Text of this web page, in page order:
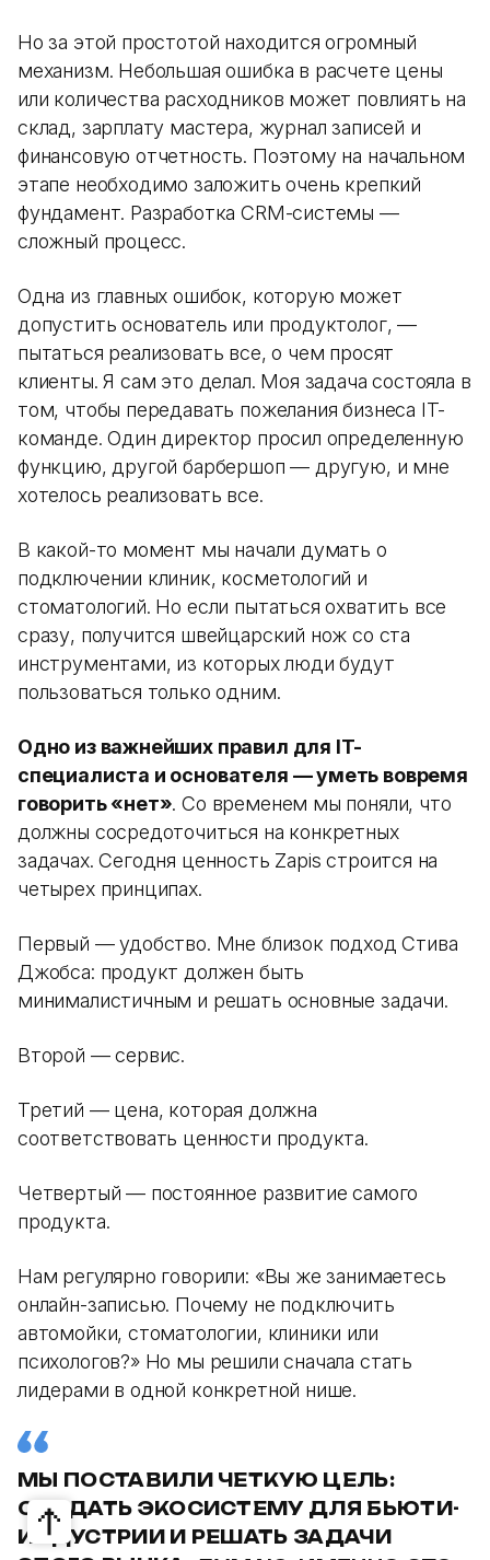
Но за этой простотой находится огромный
механизм. Небольшая ошибка в расчете цены
или количества расходников может повлиять на
склад, зарплату мастера, журнал записей и
финансовую отчетность. Поэтому на начальном
этапе необходимо заложить очень крепкий
фундамент. Разработка CRM-системы —
сложный процесс.
Одна из главных ошибок, которую может
допустить основатель или продуктолог, —
пытаться реализовать все, о чем просят
клиенты. Я сам это делал. Моя задача состояла в
том, чтобы передавать пожелания бизнеса IT-
команде. Один директор просил определенную
функцию, другой барбершоп — другую, и мне
хотелось реализовать все.
В какой-то момент мы начали думать о
подключении клиник, косметологий и
стоматологий. Но если пытаться охватить все
сразу, получится швейцарский нож со ста
инструментами, из которых люди будут
пользоваться только одним.
Одно из важнейших правил для IT-
специалиста и основателя — уметь вовремя
говорить «нет». Со временем мы поняли, что
должны сосредоточиться на конкретных
задачах. Сегодня ценность Zapis строится на
четырех принципах.
Первый — удобство. Мне близок подход Стива
Джобса: продукт должен быть
минималистичным и решать основные задачи.
Второй — сервис.
Третий — цена, которая должна
соответствовать ценности продукта.
Четвертый — постоянное развитие самого
продукта.
Нам регулярно говорили: «Вы же занимаетесь
онлайн-записью. Почему не подключить
автомойки, стоматологии, клиники или
психологов?» Но мы решили сначала стать
лидерами в одной конкретной нише.
МЫ ПОСТАВИЛИ ЧЕТКУЮ ЦЕЛЬ:
СОЗДАТЬ ЭКОСИСТЕМУ ДЛЯ БЬЮТИ-
ИНДУСТРИИ И РЕШАТЬ ЗАДАЧИ